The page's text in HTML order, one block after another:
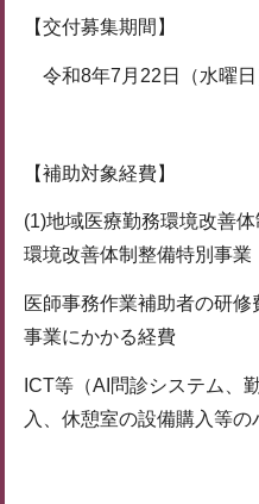
【交付募集期間】
令和8年7月22日（水曜日
【補助対象経費】
(1)地域医療勤務環境改善
環境改善体制整備特別事業
医師事務作業補助者の研
事業にかかる経費
ICT等（AI問診システム、
入、休憩室の設備購入等